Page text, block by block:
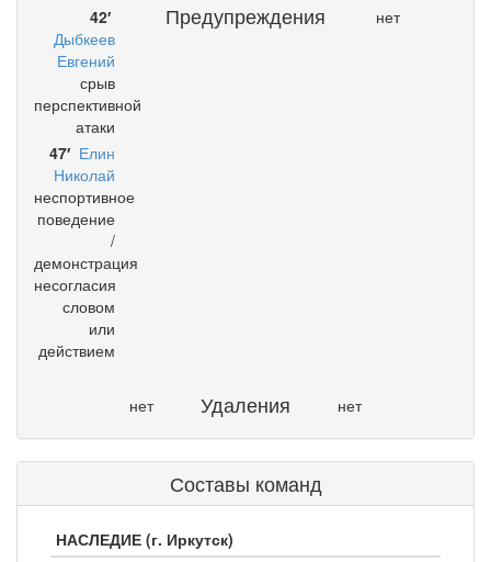
42′
Дыбкеев
Евгений
срыв
перспективной
атаки
47′ Елин
Николай
неспортивное
поведение
/
демонстрация
несогласия
словом
или
действием
Предупреждения нет
нет Удаления нет
Составы команд
НАСЛЕДИЕ (г. Иркутск)